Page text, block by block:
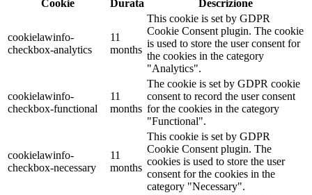
400 gr
400x600 cm
(0)
40x12
40x13(0)
40x53
40x66(0)
Cookie
Durata Descrizione
cookielawinfo-
checkbox-analytics
11
months
This cookie is set by GDPR
Cookie Consent plugin. The cookie
is used to store the user consent for
the cookies in the category
"Analytics".
cookielawinfo-
checkbox-functional
11
months
The cookie is set by GDPR cookie
consent to record the user consent
for the cookies in the category
"Functional".
cookielawinfo-
checkbox-necessary
11
months
This cookie is set by GDPR
Cookie Consent plugin. The
cookies is used to store the user
consent for the cookies in the
category "Necessary".